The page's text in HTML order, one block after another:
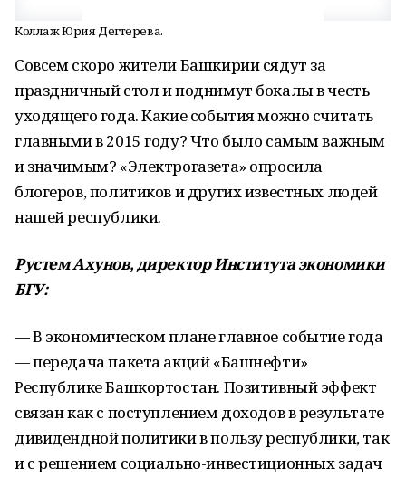
Коллаж Юрия Дегтерева.
Совсем скоро жители Башкирии сядут за
праздничный стол и поднимут бокалы в честь
уходящего года. Какие события можно считать
главными в 2015 году? Что было самым важным
и значимым? «Электрогазета» опросила
блогеров, политиков и других известных людей
нашей республики.
Рустем Ахунов, директор Института экономики
БГУ:
— В экономическом плане главное событие года
— передача пакета акций «Башнефти»
Республике Башкортостан. Позитивный эффект
связан как с поступлением доходов в результате
дивидендной политики в пользу республики, так
и с решением социально-инвестиционных задач